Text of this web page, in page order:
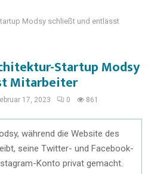
Modsy schließt und entlässt
Startup Modsy
Mitarbeiter
17, 2023 0 861
während die Website des
seine Twitter- und Facebook-
Konto privat gemacht.